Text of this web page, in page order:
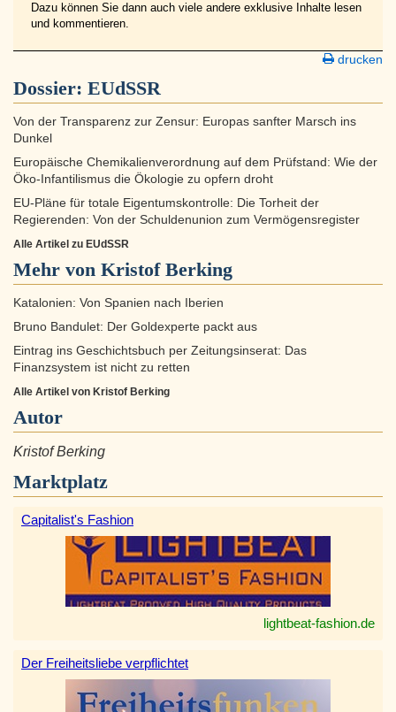
Dazu können Sie dann auch viele andere exklusive Inhalte lesen
und kommentieren.
drucken
Dossier: EUdSSR
Von der Transparenz zur Zensur: Europas sanfter Marsch ins
Dunkel
Europäische Chemikalienverordnung auf dem Prüfstand: Wie der
Öko-Infantilismus die Ökologie zu opfern droht
EU-Pläne für totale Eigentumskontrolle: Die Torheit der
Regierenden: Von der Schuldenunion zum Vermögensregister
Alle Artikel zu EUdSSR
Mehr von Kristof Berking
Katalonien: Von Spanien nach Iberien
Bruno Bandulet: Der Goldexperte packt aus
Eintrag ins Geschichtsbuch per Zeitungsinserat: Das
Finanzsystem ist nicht zu retten
Alle Artikel von Kristof Berking
Autor
Kristof Berking
Marktplatz
Capitalist's Fashion
lightbeat-fashion.de
Der Freiheitsliebe verpflichtet